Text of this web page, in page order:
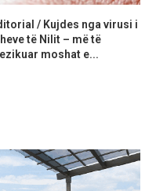
/ Kujdes nga virusi i
të Nilit – më të
moshat e...